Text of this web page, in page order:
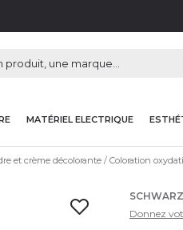
MATÉRIEL ELECTRIQUE
et crème décolorante Coloration
Donnez